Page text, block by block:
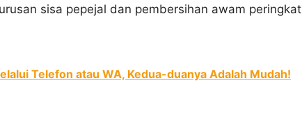
sisa pepejal dan pembersihan awam peringkat
Telefon atau WA, Kedua-duanya Adalah Mudah!